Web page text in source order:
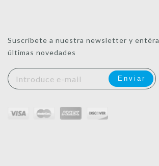
Suscríbete a nuestra newsletter y
últimas novedades